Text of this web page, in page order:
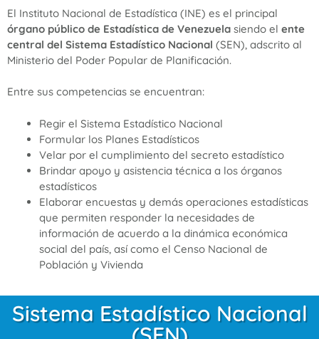
El Instituto Nacional de Estadística (INE) es el principal
órgano público de Estadística de Venezuela siendo el ente
central del Sistema Estadístico Nacional (SEN), adscrito al
Ministerio del Poder Popular de Planificación.
Entre sus competencias se encuentran:
Regir el Sistema Estadístico Nacional
Formular los Planes Estadísticos
Velar por el cumplimiento del secreto estadístico
Brindar apoyo y asistencia técnica a los órganos
estadísticos
Elaborar encuestas y demás operaciones estadísticas
que permiten responder la necesidades de
información de acuerdo a la dinámica económica
social del país, así como el Censo Nacional de
Población y Vivienda
Sistema Estadístico Nacional